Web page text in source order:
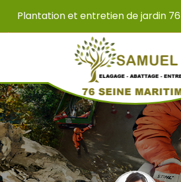
Plantation et entretien de jardin 76